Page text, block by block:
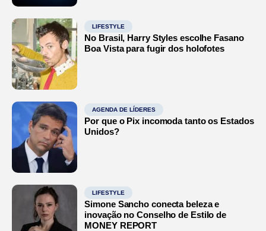
LIFESTYLE
No Brasil, Harry Styles escolhe Fasano
Boa Vista para fugir dos holofotes
AGENDA DE LÍDERES
Por que o Pix incomoda tanto os Estados
Unidos?
LIFESTYLE
Simone Sancho conecta beleza e
inovação no Conselho de Estilo de
MONEY REPORT